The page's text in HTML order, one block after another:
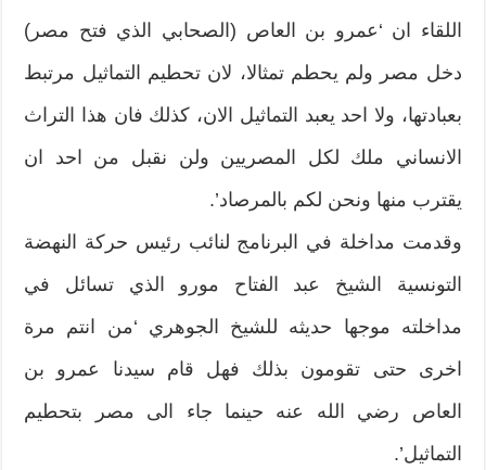
اللقاء ان ‘عمرو بن العاص (الصحابي الذي فتح مصر)
دخل مصر ولم يحطم تمثالا، لان تحطيم التماثيل مرتبط
بعبادتها، ولا احد يعبد التماثيل الان، كذلك فان هذا التراث
الانساني ملك لكل المصريين ولن نقبل من احد ان
يقترب منها ونحن لكم بالمرصاد’.
وقدمت مداخلة في البرنامج لنائب رئيس حركة النهضة
التونسية الشيخ عبد الفتاح مورو الذي تسائل في
مداخلته موجها حديثه للشيخ الجوهري ‘من انتم مرة
اخرى حتى تقومون بذلك فهل قام سيدنا عمرو بن
العاص رضي الله عنه حينما جاء الى مصر بتحطيم
التماثيل’.